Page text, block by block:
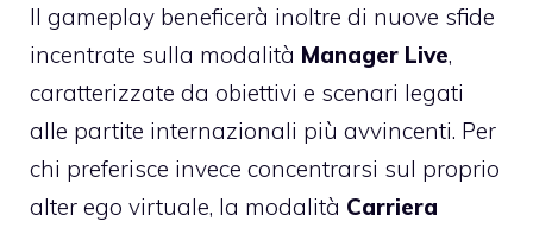
Il gameplay beneficerà inoltre di nuove sfide
incentrate sulla modalità Manager Live,
caratterizzate da obiettivi e scenari legati
alle partite internazionali più avvincenti. Per
chi preferisce invece concentrarsi sul proprio
alter ego virtuale, la modalità Carriera